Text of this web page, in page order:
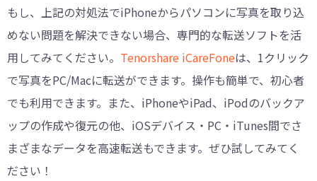
もし、上記の対処法でiPhoneからパソコンに写真を取り込
めない問題を解決できない場合、専門的な転送ソフトを活
用してみてください。 Tenorshare iCareFoneは、1クリック
で写真をPC/Macに転送ができます。操作も簡単で、初心者
でも利用できます。また、iPhoneやiPad、iPodのバックア
ップの作成や復元の他、iOSデバイス・PC・iTunes間でさ
まざまなデータを高速転送もできます。ぜひ試してみてく
ださい！